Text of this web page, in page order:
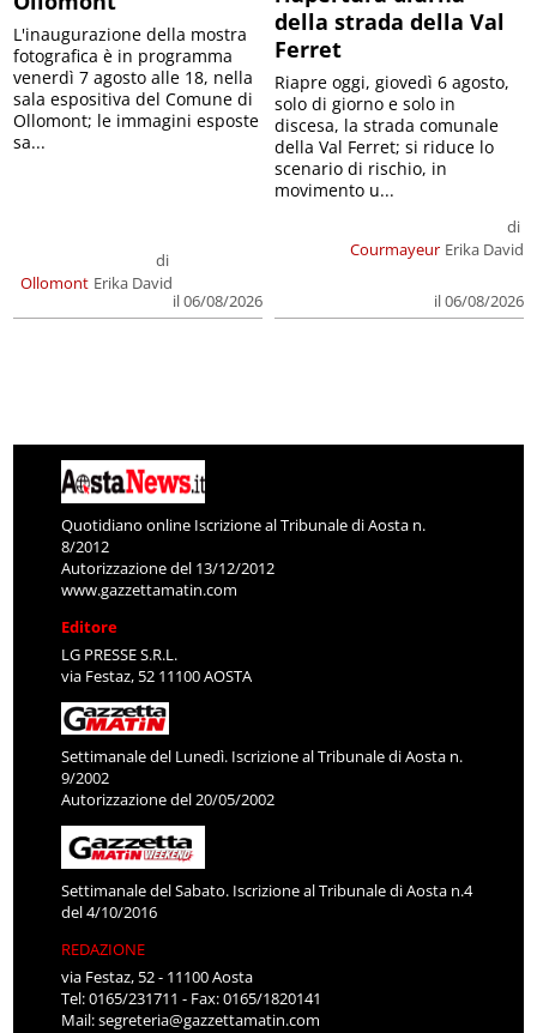
Ollomont
di
Erika David
il 06/08/2026
L'inaugurazione della mostra
fotografica è in programma
venerdì 7 agosto alle 18, nella
sala espositiva del Comune di
Ollomont; le immagini esposte
sa...
della strada della Val
Ferret
Courmayeur
di
Erika David
il 06/08/2026
Riapre oggi, giovedì 6 agosto,
solo di giorno e solo in
discesa, la strada comunale
della Val Ferret; si riduce lo
scenario di rischio, in
movimento u...
Quotidiano online Iscrizione al Tribunale di Aosta n.
8/2012
Autorizzazione del 13/12/2012
www.gazzettamatin.com
Editore
LG PRESSE S.R.L.
via Festaz, 52 11100 AOSTA
Settimanale del Lunedì. Iscrizione al Tribunale di Aosta n.
9/2002
Autorizzazione del 20/05/2002
Settimanale del Sabato. Iscrizione al Tribunale di Aosta n.4
del 4/10/2016
REDAZIONE
via Festaz, 52 - 11100 Aosta
Tel: 0165/231711 - Fax: 0165/1820141
Mail:segreteria@gazzettamatin.com